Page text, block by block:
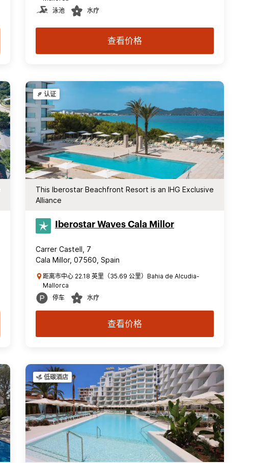
泳池
水疗
查看价格
认证
This Iberostar Beachfront Resort is an IHG Exclusive
Alliance
Iberostar Waves Cala Millor
Carrer Castell, 7
Cala Millor, 07560, Spain
距离市中心 22.18 英里（35.69 公里）Bahia de Alcudia-
Mallorca
停车
水疗
查看价格
低碳酒店